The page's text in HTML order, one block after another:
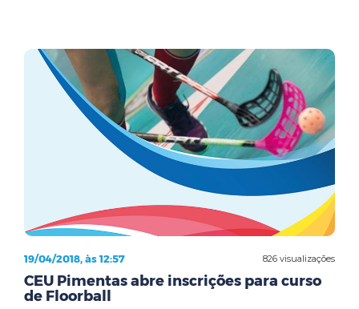
826 visualizações
19/04/2018, às 12:57
CEU Pimentas abre inscrições para curso
de Floorball